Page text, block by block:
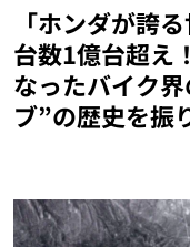
「ホンダが誇
台数1億台超え
なったバイク
ブ”の歴史を振